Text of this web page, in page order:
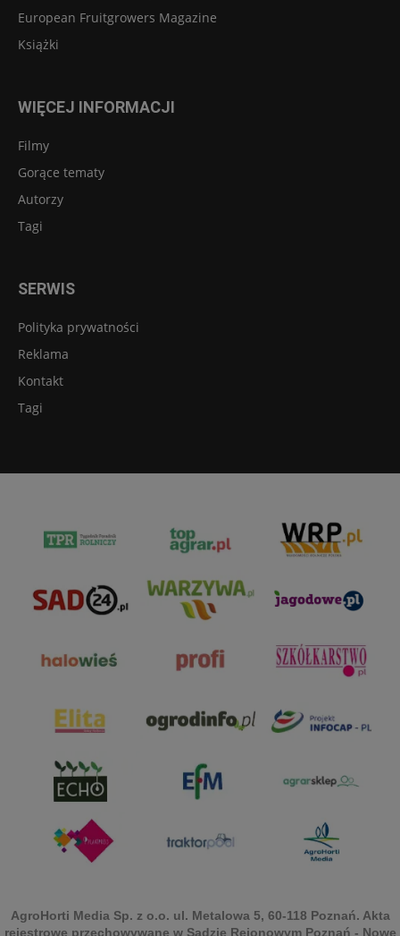
European Fruitgrowers Magazine
Książki
WIĘCEJ INFORMACJI
Filmy
Gorące tematy
Autorzy
Tagi
SERWIS
Polityka prywatności
Reklama
Kontakt
Tagi
AgroHorti Media Sp. z o.o. ul. Metalowa 5, 60-118 Poznań. Akta
rejestrowe przechowywane w Sądzie Rejonowym Poznań - Nowe